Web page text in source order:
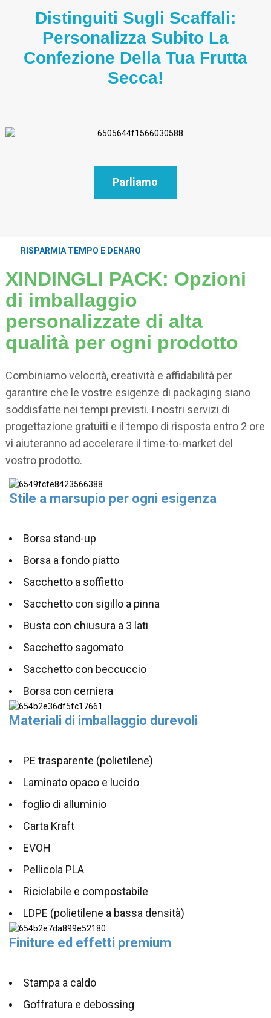
Distinguiti Sugli Scaffali:
Personalizza Subito La
Confezione Della Tua Frutta
Secca!
Parliamo
RISPARMIA TEMPO E DENARO
XINDINGLI PACK: Opzioni
di imballaggio
personalizzate di alta
qualità per ogni prodotto
Combiniamo velocità, creatività e affidabilità per
garantire che le vostre esigenze di packaging siano
soddisfatte nei tempi previsti. I nostri servizi di
progettazione gratuiti e il tempo di risposta entro 2 ore
vi aiuteranno ad accelerare il time-to-market del
vostro prodotto.
Stile a marsupio per ogni esigenza
Borsa stand-up
Borsa a fondo piatto
Sacchetto a soffietto
Sacchetto con sigillo a pinna
Busta con chiusura a 3 lati
Sacchetto sagomato
Sacchetto con beccuccio
Borsa con cerniera
Materiali di imballaggio durevoli
PE trasparente (polietilene)
Laminato opaco e lucido
foglio di alluminio
Carta Kraft
EVOH
Pellicola PLA
Riciclabile e compostabile
LDPE (polietilene a bassa densità)
Finiture ed effetti premium
Stampa a caldo
Goffratura e debossing